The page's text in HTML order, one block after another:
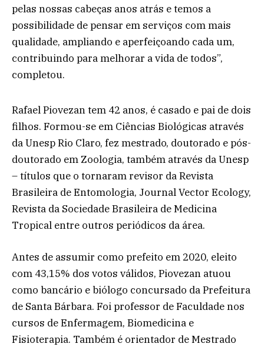
pelas nossas cabeças anos atrás e temos a
possibilidade de pensar em serviços com mais
qualidade, ampliando e aperfeiçoando cada um,
contribuindo para melhorar a vida de todos”,
completou.
Rafael Piovezan tem 42 anos, é casado e pai de dois
filhos. Formou-se em Ciências Biológicas através
da Unesp Rio Claro, fez mestrado, doutorado e pós-
doutorado em Zoologia, também através da Unesp
– títulos que o tornaram revisor da Revista
Brasileira de Entomologia, Journal Vector Ecology,
Revista da Sociedade Brasileira de Medicina
Tropical entre outros periódicos da área.
Antes de assumir como prefeito em 2020, eleito
com 43,15% dos votos válidos, Piovezan atuou
como bancário e biólogo concursado da Prefeitura
de Santa Bárbara. Foi professor de Faculdade nos
cursos de Enfermagem, Biomedicina e
Fisioterapia. Também é orientador de Mestrado